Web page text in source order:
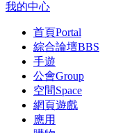
我的中心
首頁Portal
綜合論壇BBS
手遊
公會Group
空間Space
網頁遊戲
應用